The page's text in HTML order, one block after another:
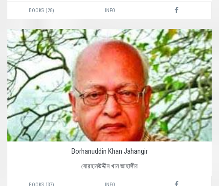
BOOKS (28) INFO
Borhanuddin Khan Jahangir
বোরহানউদ্দীন খান জাহাঙ্গীর